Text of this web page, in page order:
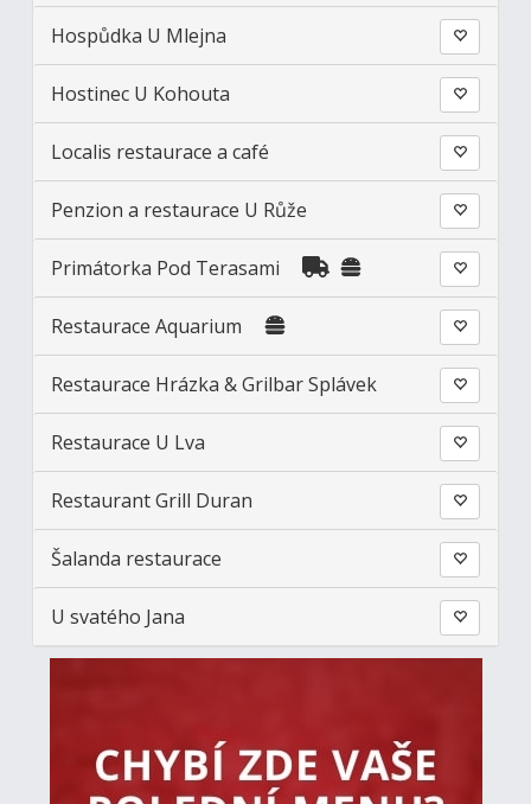
Hospůdka U Mlejna
Hostinec U Kohouta
Localis restaurace a café
Penzion a restaurace U Růže
Primátorka Pod Terasami
Restaurace Aquarium
Restaurace Hrázka & Grilbar Splávek
Restaurace U Lva
Restaurant Grill Duran
Šalanda restaurace
U svatého Jana